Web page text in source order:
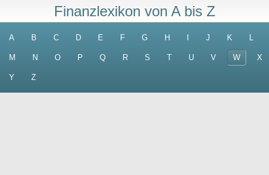
Finanzlexikon von A bis Z
A B C D E F G H J K L
M N O P Q R S T U V W X
Y Z